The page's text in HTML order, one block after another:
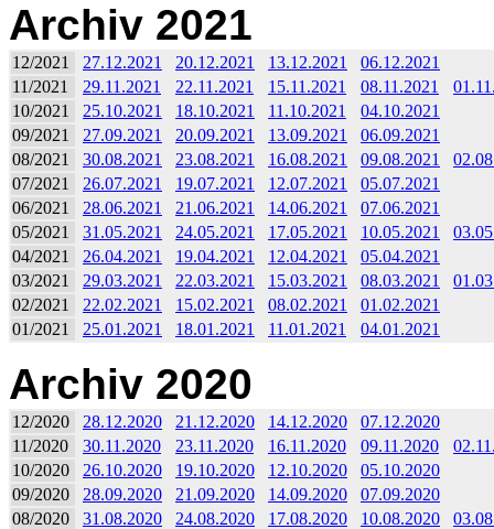
Archiv 2021
12/2021 27.12.2021 20.12.2021 13.12.2021
06.12.2021
11/2021
29.11.2021 22.11.2021 15.11.2021 08.11.2021
10/2021
25.10.2021 18.10.2021 11.10.2021
04.10.2021
09/2021
27.09.2021 20.09.2021 13.09.2021
06.09.2021
08/2021
30.08.2021 23.08.2021 16.08.2021 09.08.2021
07/2021
26.07.2021 19.07.2021 12.07.2021
05.07.2021
06/2021
28.06.2021 21.06.2021 14.06.2021
07.06.2021
05/2021
31.05.2021 24.05.2021 17.05.2021 10.05.2021
04/2021
26.04.2021 19.04.2021 12.04.2021
05.04.2021
03/2021
29.03.2021 22.03.2021 15.03.2021 08.03.2021
02/2021
22.02.2021 15.02.2021 08.02.2021
01.02.2021
01/2021
25.01.2021 18.01.2021 11.01.2021 04.01.2021
Archiv 2020
12/2020 28.12.2020 21.12.2020 14.12.2020
07.12.2020
11/2020
30.11.2020 23.11.2020 16.11.2020 09.11.2020
10/2020
26.10.2020 19.10.2020 12.10.2020
05.10.2020
09/2020
28.09.2020 21.09.2020 14.09.2020
07.09.2020
08/2020
31.08.2020 24.08.2020 17.08.2020 10.08.2020